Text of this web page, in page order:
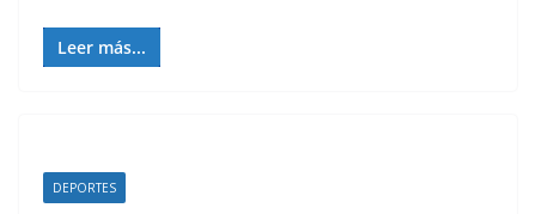
Leer más...
DEPORTES